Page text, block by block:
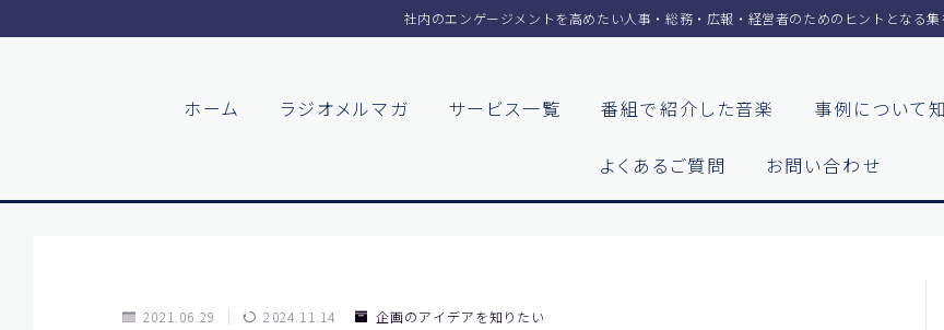
社内のエンゲージメントを高めたい人事・総務・広報・経営者のためのヒントとなる集
ホーム ラジオメルマガ サービス一覧 番組で紹介した音楽 事例について
各社の動機をまとめ
お客様の声をまと
よくあるご質問 お問い合わせ
2021.06.29 2024.11.14 企画のアイデアを知りたい